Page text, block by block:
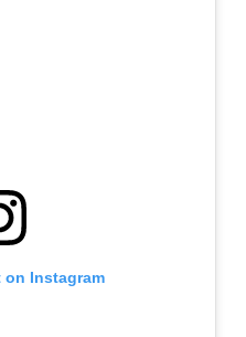
Instagram